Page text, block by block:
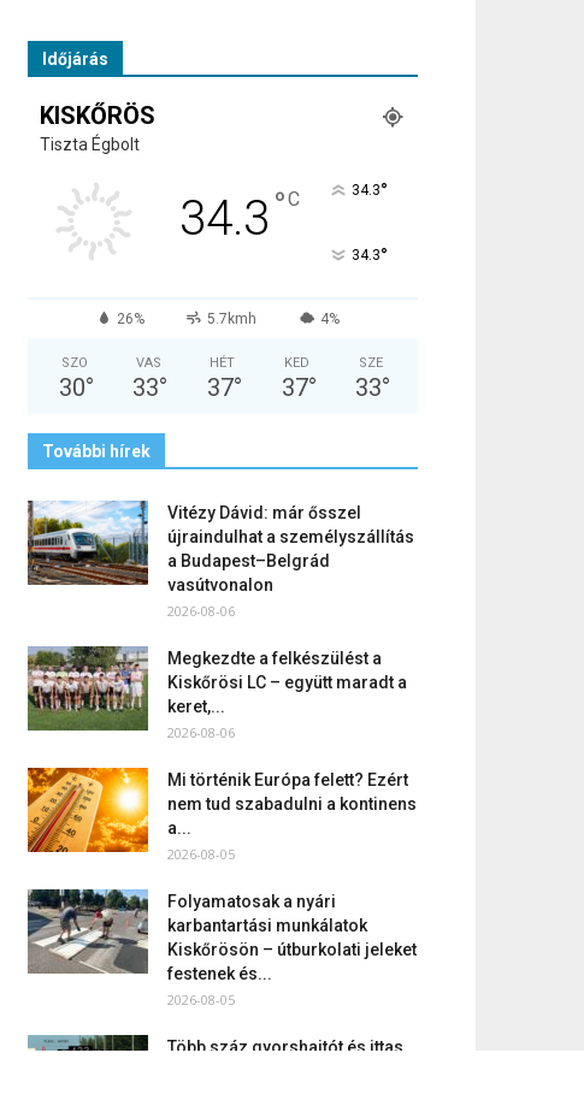
Időjárás
KISKŐRÖS
Tiszta Égbolt
34.3 °C 34.3°
34.3°
26% 5.7kmh 4%
SZO
30°
VAS
33°
HÉT
37°
KED
37°
SZE
33°
További hírek
Vitézy Dávid: már ősszel
újraindulhat a személyszállítás
a Budapest–Belgrád
vasútvonalon
2026-08-06
Megkezdte a felkészülést a
Kiskőrösi LC – együtt maradt a
keret,...
2026-08-06
Mi történik Európa felett? Ezért
nem tud szabadulni a kontinens
a...
2026-08-05
Folyamatosak a nyári
karbantartási munkálatok
Kiskőrösön – útburkolati jeleket
festenek és...
2026-08-05
Több száz gyorshajtót és ittas